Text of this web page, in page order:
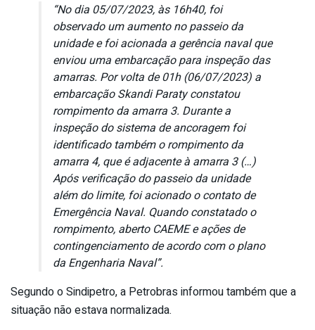
“No dia 05/07/2023, às 16h40, foi
observado um aumento no passeio da
unidade e foi acionada a gerência naval que
enviou uma embarcação para inspeção das
amarras. Por volta de 01h (06/07/2023) a
embarcação Skandi Paraty constatou
rompimento da amarra 3. Durante a
inspeção do sistema de ancoragem foi
identificado também o rompimento da
amarra 4, que é adjacente à amarra 3 (…)
Após verificação do passeio da unidade
além do limite, foi acionado o contato de
Emergência Naval. Quando constatado o
rompimento, aberto CAEME e ações de
contingenciamento de acordo com o plano
da Engenharia Naval”.
Segundo o Sindipetro, a Petrobras informou também que a
situação não estava normalizada.